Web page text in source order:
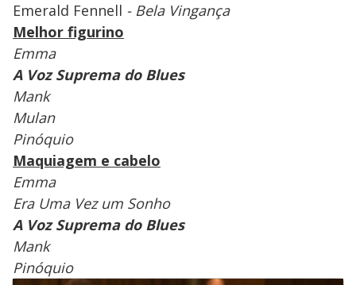
Emerald Fennell - Bela Vingança
Melhor figurino
Emma
A Voz Suprema do Blues
Mank
Mulan
Pinóquio
Maquiagem e cabelo
Emma
Era Uma Vez um Sonho
A Voz Suprema do Blues
Mank
Pinóquio